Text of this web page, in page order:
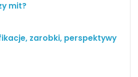
mit?
zarobki, perspektywy